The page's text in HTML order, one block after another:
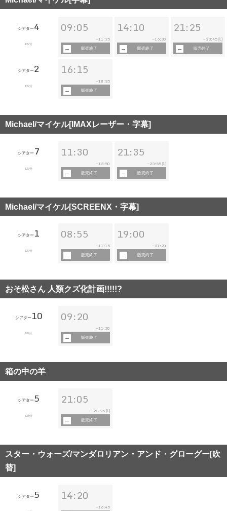
シアター4
127分
09:05
~11:25
販売終了
14:10
~16:30
販売終了
21:25
~ 23:45 [L]
販売終了
シアター2
127分
16:15
~18:35
販売終了
Michael/マイケル[IMAXレーザー・字幕]
シアター 7
127分
11:30
~ 13:50
販売終了
21:35
~ 23:55 [L]
販売終了
Michael/マイケル[SCREENX・字幕]
シアター 1
127分
08:55
~11:15
販売終了
19:00
~ 21:20
販売終了
おそ松さん 人類クズ化計画!!!!!?
シアター10
104分
09:20
~11:20
販売終了
箱の中の羊
シアター5
125分
21:05
~ 23:25 [L]
販売終了
スター・ウォーズ/マンダロリアン・アンド・グローグー[吹
替]
シアター5 14:20
~16:45